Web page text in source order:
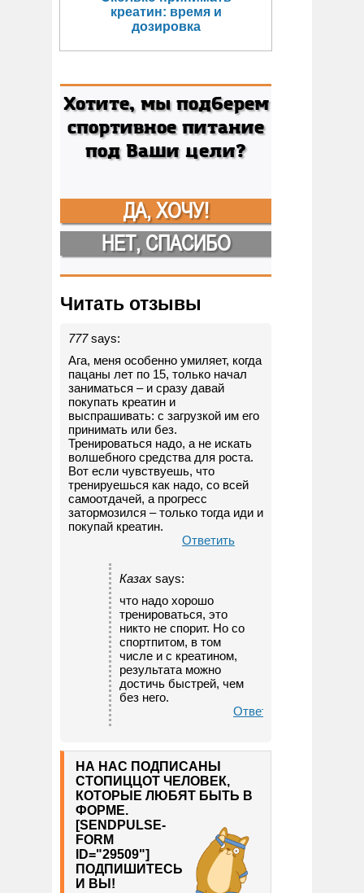
креатин: время и
дозировка
Хотите, мы подберем
спортивное питание
под Ваши цели?
ДА, ХОЧУ!
НЕТ, СПАСИБО
Читать отзывы
777 says:
Ага, меня особенно умиляет, когда
пацаны лет по 15, только начал
заниматься – и сразу давай
покупать креатин и
выспрашивать: с загрузкой им его
принимать или без.
Тренироваться надо, а не искать
волшебного средства для роста.
Вот если чувствуешь, что
тренируешься как надо, со всей
самоотдачей, а прогресс
затормозился – только тогда иди и
покупай креатин.
Ответить
Казах says:
что надо хорошо
тренироваться, это
никто не спорит. Но со
спортпитом, в том
числе и с креатином,
результата можно
достичь быстрей, чем
без него.
Ответить
НА НАС ПОДПИСАНЫ
СТОПИЦЦОТ ЧЕЛОВЕК,
КОТОРЫЕ ЛЮБЯТ БЫТЬ В
ФОРМЕ.
[SENDPULSE-
FORM
ID="29509"]
ПОДПИШИТЕСЬ
И ВЫ!